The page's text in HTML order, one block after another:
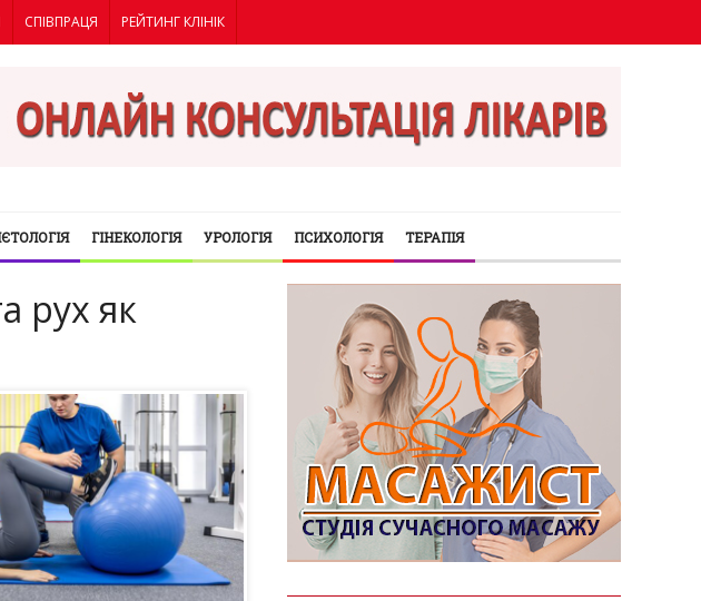
СПІВПРАЦЯ РЕЙТИНГ КЛІНІК
ГІНЕКОЛОГІЯ УРОЛОГІЯ ПСИХОЛОГІЯ ТЕРАПІЯ
рух як